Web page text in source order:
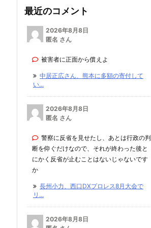
最近のコメント
2026年8月8日
匿名 さん
被害者に正面から償えよ
中居正広さん、熊本に多額の寄付して
い...
2026年8月8日
匿名 さん
警察に反省を見せたし、あとは行政の判
断を仰ぐだけなので、それが終わった後と
にかく反省が止むことはないじゃないです
か
長州小力、西口DXプロレス8月大会で
リ...
2026年8月8日